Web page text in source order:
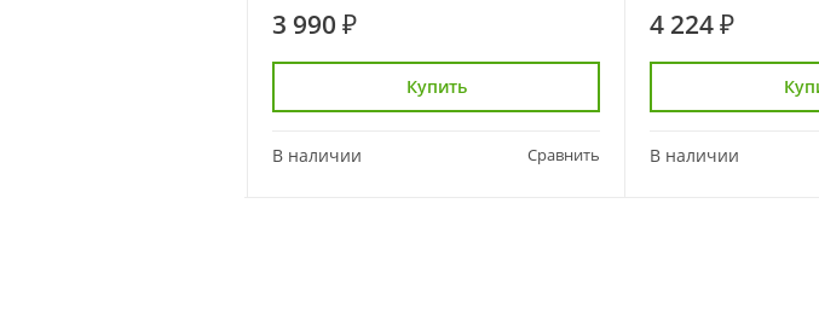
3 990 ₽
Купить
В наличии Сравнить
4 224 ₽
В наличии